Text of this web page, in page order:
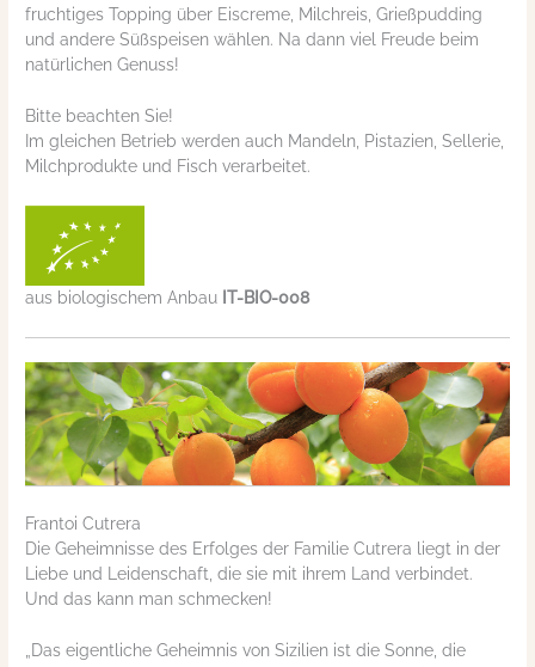
fruchtiges Topping über Eiscreme, Milchreis, Grießpudding
und andere Süßspeisen wählen. Na dann viel Freude beim
natürlichen Genuss!
Bitte beachten Sie!
Im gleichen Betrieb werden auch Mandeln, Pistazien, Sellerie,
Milchprodukte und Fisch verarbeitet.
aus biologischem Anbau IT-BIO-008
Frantoi Cutrera
Die Geheimnisse des Erfolges der Familie Cutrera liegt in der
Liebe und Leidenschaft, die sie mit ihrem Land verbindet.
Und das kann man schmecken!
„Das eigentliche Geheimnis von Sizilien ist die Sonne, die